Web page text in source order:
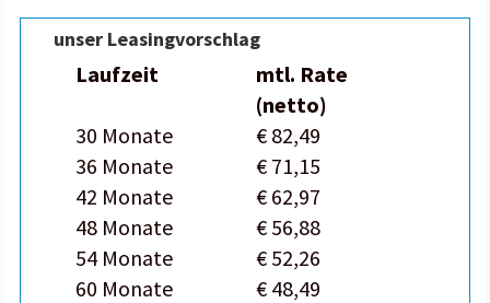
unser Leasingvorschlag
Laufzeit
mtl. Rate
(netto)
30 Monate
€ 82,49
36 Monate
€ 71,15
42 Monate
€ 62,97
48 Monate
€ 56,88
54 Monate
€ 52,26
60 Monate
€ 48,49